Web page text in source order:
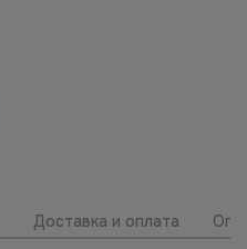
Доставка и оплата